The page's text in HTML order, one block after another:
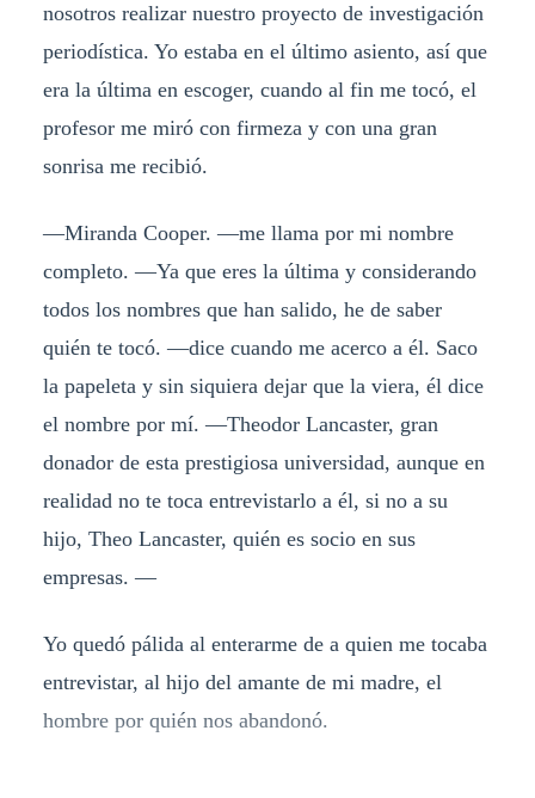
nosotros realizar nuestro proyecto de investigación
periodística. Yo estaba en el último asiento, así que
era la última en escoger, cuando al fin me tocó, el
profesor me miró con firmeza y con una gran
sonrisa me recibió.
—Miranda Cooper. —me llama por mi nombre
completo. —Ya que eres la última y considerando
todos los nombres que han salido, he de saber
quién te tocó. —dice cuando me acerco a él. Saco
la papeleta y sin siquiera dejar que la viera, él dice
el nombre por mí. —Theodor Lancaster, gran
donador de esta prestigiosa universidad, aunque en
realidad no te toca entrevistarlo a él, si no a su
hijo, Theo Lancaster, quién es socio en sus
empresas. —
Yo quedó pálida al enterarme de a quien me tocaba
entrevistar, al hijo del amante de mi madre, el
hombre por quién nos abandonó.